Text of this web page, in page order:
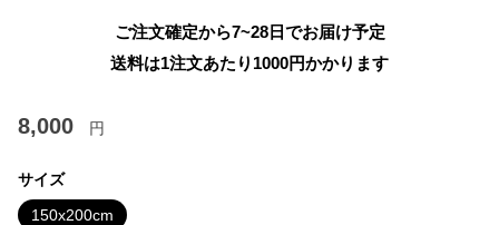
ご注文確定から7~28日でお届け予定
送料は1注文あたり 1000円かかります
8,000 円
サイズ
150x200cm